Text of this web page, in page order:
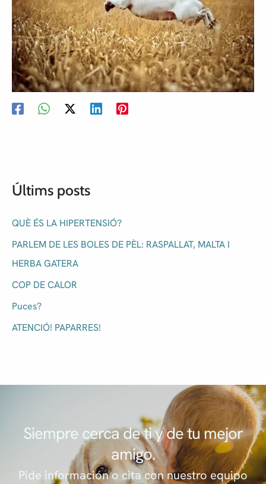
Últims posts
QUÈ ÉS LA HIPERTENSIÓ?
PARLEM DE LES BOLES DE PÈL: RASPALLAT, MALTA I
HERBA GATERA
COP DE CALOR
Puces?
ATENCIÓ! PAPARRES!
Siempre cerca de ti y de tu mejor
amigo.
Pide información o cita con nuestro equipo